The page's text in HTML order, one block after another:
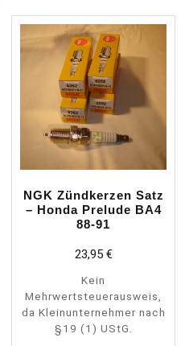
NGK Zündkerzen Satz
– Honda Prelude BA4
88-91
23,95 €
Kein
Mehrwertsteuerausweis,
da Kleinunternehmer nach
§19 (1) UStG.